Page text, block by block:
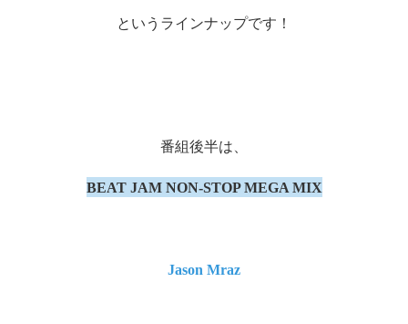
というラインナップです！
番組後半は、
BEAT JAM NON-STOP MEGA MIX
Jason Mraz